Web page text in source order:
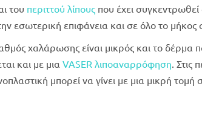
του περιττού λίπους που έχει
εσωτερική επιφάνεια και σε όλο το
χαλάρωσης είναι μικρός και το δέρμα
και με μια VASER λιποαναρρόφηση. Στις
μπορεί να γίνει με μια μικρή τομή